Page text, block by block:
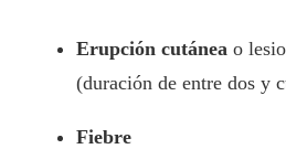
Erupción cutánea o
(duración de entre dos y
Fiebre